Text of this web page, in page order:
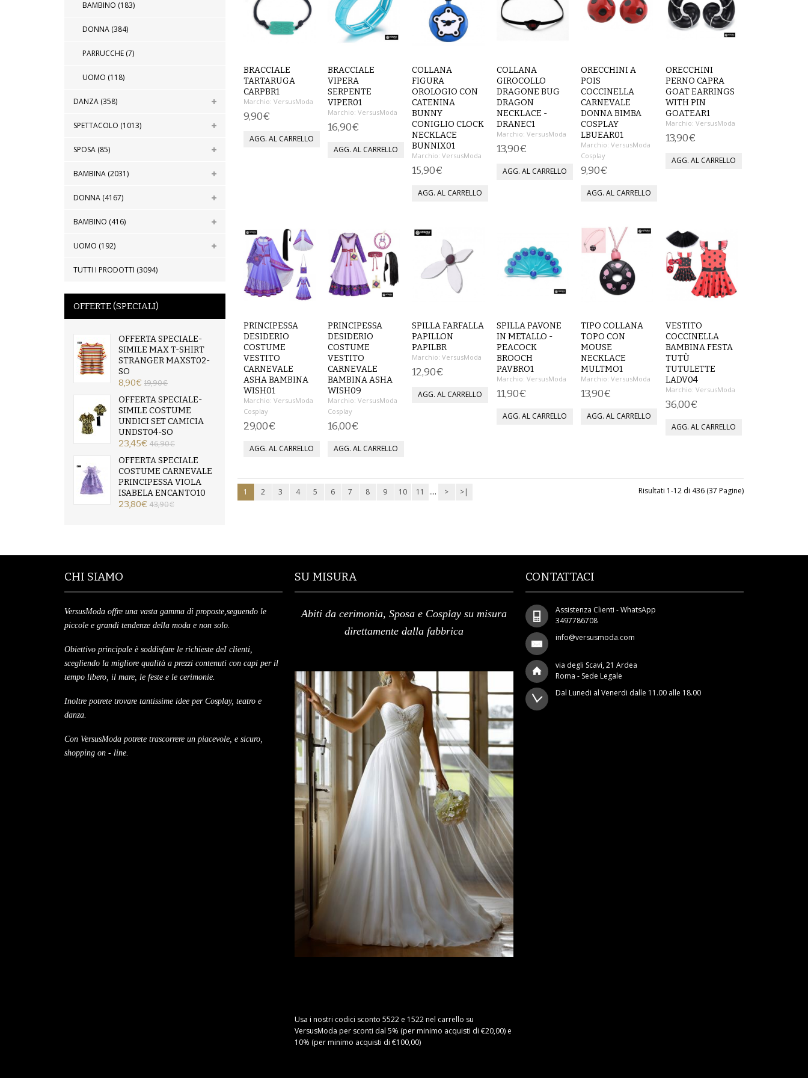
BAMBINO (183)
DONNA (384)
PARRUCCHE (7)
UOMO (118)
DANZA (358)
SPETTACOLO (1013)
SPOSA (85)
BAMBINA (2031)
DONNA (4167)
BAMBINO (416)
UOMO (192)
TUTTI I PRODOTTI (3094)
OFFERTE (SPECIALI)
OFFERTA SPECIALE-
SIMILE MAX T-SHIRT
STRANGER MAXST02-
SO
8,90€ 19,90€
OFFERTA SPECIALE-
SIMILE COSTUME
UNDICI SET CAMICIA
UNDST04-SO
23,45€ 46,90€
OFFERTA SPECIALE
COSTUME CARNEVALE
PRINCIPESSA VIOLA
ISABELA ENCANTO10
23,80€ 43,90€
BRACCIALE
TARTARUGA
CARPBR1
Marchio: VersusModa
9,90€
BRACCIALE
VIPERA
SERPENTE
VIPER01
Marchio: VersusModa
16,90€
COLLANA
FIGURA
OROLOGIO CON
CATENINA
BUNNY
CONIGLIO CLOCK
NECKLACE
BUNNIX01
Marchio: VersusModa
15,90€
COLLANA
GIROCOLLO
DRAGONE BUG
DRAGON
NECKLACE -
DRANEC1
Marchio: VersusModa
13,90€
ORECCHINI A
POIS
COCCINELLA
CARNEVALE
DONNA BIMBA
COSPLAY
LBUEAR01
Marchio: VersusModa
Cosplay
9,90€
ORECCHINI
PERNO CAPRA
GOAT EARRINGS
WITH PIN
GOATEAR1
Marchio: VersusModa
13,90€
PRINCIPESSA
DESIDERIO
COSTUME
VESTITO
CARNEVALE
ASHA BAMBINA
WISH01
Marchio: VersusModa
Cosplay
29,00€
PRINCIPESSA
DESIDERIO
COSTUME
VESTITO
CARNEVALE
BAMBINA ASHA
WISH09
Marchio: VersusModa
Cosplay
16,00€
SPILLA FARFALLA
PAPILLON
PAPILBR
Marchio: VersusModa
12,90€
SPILLA PAVONE
IN METALLO -
PEACOCK
BROOCH
PAVBRO1
Marchio: VersusModa
11,90€
TIPO COLLANA
TOPO CON
MOUSE
NECKLACE
MULTMO1
Marchio: VersusModa
13,90€
VESTITO
COCCINELLA
BAMBINA FESTA
TUTÙ
TUTULETTE
LADV04
Marchio: VersusModa
36,00€
1 2 3 4 5 6 7 8 9 10 11 .... > >| Risultati 1-12 di 436 (37 Pagine)
CHI SIAMO
VersusModa offre una vasta gamma di proposte,seguendo le
piccole e grandi tendenze della moda e non solo.
Obiettivo principale è soddisfare le richieste deI clienti,
scegliendo la migliore qualità a prezzi contenuti con capi per il
tempo libero, il mare, le feste e le cerimonie.
Inoltre potrete trovare tantissime idee per Cosplay, teatro e
danza.
Con VersusModa potrete trascorrere un piacevole, e sicuro,
shopping on - line.
SU MISURA
Abiti da cerimonia, Sposa e Cosplay su misura
direttamente dalla fabbrica
Usa i nostri codici sconto 5522 e 1522 nel carrello su
VersusModa per sconti dal 5% (per minimo acquisti di €20,00) e
10% (per minimo acquisti di €100,00)
CONTATTACI
Assistenza Clienti - WhatsApp
3497786708
info@versusmoda.com
via degli Scavi, 21 Ardea
Roma - Sede Legale
Dal Lunedi al Venerdi dalle 11.00 alle 18.00